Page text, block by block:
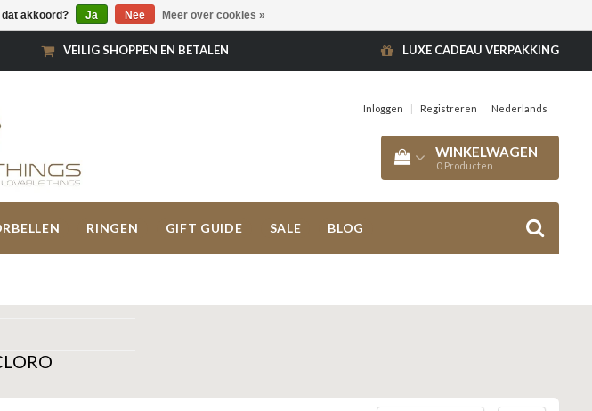
VEILIG SHOPPEN EN BETALEN LUXE CADEAU VERPAKKING
Inloggen | Registreren Nederlands
WINKELWAGEN
0 Producten
RINGEN GIFT GUIDE SALE BLOG
akkoord? Ja Nee Meer over cookies »